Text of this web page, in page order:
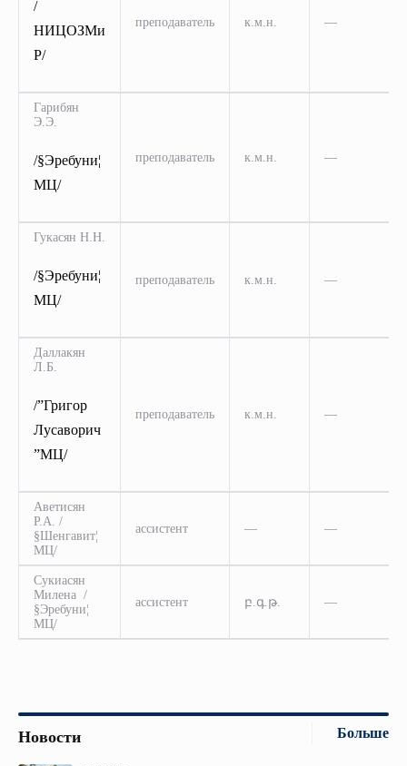
/
НИЦОЗМи
Р/
преподаватель к.м.н. —
Гарибян
Э.Э.
/§Эребуни¦
МЦ/
преподаватель к.м.н. —
Гукасян Н.Н.
/§Эребуни¦
МЦ/
преподаватель к.м.н. —
Даллакян
Л.Б.
/”Григор
Лусаворич
”МЦ/
преподаватель к.м.н. —
Аветисян
Р.А. /
§Шенгавит¦
МЦ/
ассистент — —
Сукиасян
Милена /
§Эребуни¦
МЦ/
ассистент բ.գ.թ. —
Новости Больше